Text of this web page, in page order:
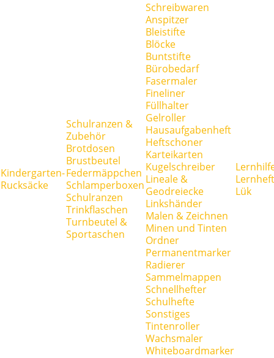
Kindergarten-
Rucksäcke
Schulranzen &
Zubehör
Brotdosen
Brustbeutel
Federmäppchen
Schlamperboxen
Schulranzen
Trinkflaschen
Turnbeutel &
Sportaschen
Schreibwaren
Anspitzer
Bleistifte
Blöcke
Buntstifte
Bürobedarf
Fasermaler
Fineliner
Füllhalter
Gelroller
Hausaufgabenheft
Heftschoner
Karteikarten
Kugelschreiber
Lineale &
Geodreiecke
Linkshänder
Malen & Zeichnen
Minen und Tinten
Ordner
Permanentmarker
Radierer
Sammelmappen
Schnellhefter
Schulhefte
Sonstiges
Tintenroller
Wachsmaler
Whiteboardmarker
Lük